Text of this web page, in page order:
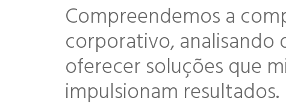
Compreendemos a
corporativo,
oferecer soluções que
impulsionam resultados.